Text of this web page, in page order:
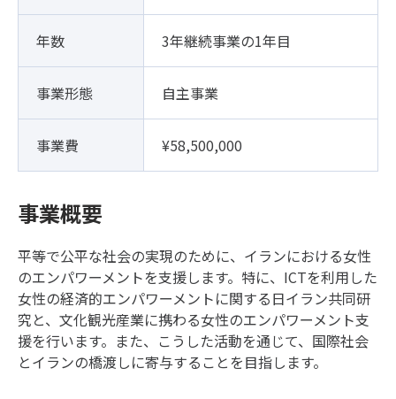
年数 3年継続事業の1年目
事業形態 自主事業
事業費 ¥58,500,000
事業概要
平等で公平な社会の実現のために、イランにおける女性
のエンパワーメントを支援します。特に、ICTを利用した
女性の経済的エンパワーメントに関する日イラン共同研
究と、文化観光産業に携わる女性のエンパワーメント支
援を行います。また、こうした活動を通じて、国際社会
とイランの橋渡しに寄与することを目指します。